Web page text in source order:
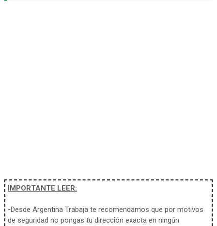
IMPORTANTE LEER:
-Desde Argentina Trabaja te recomendamos que por motivos
de seguridad no pongas tu dirección exacta en ningún